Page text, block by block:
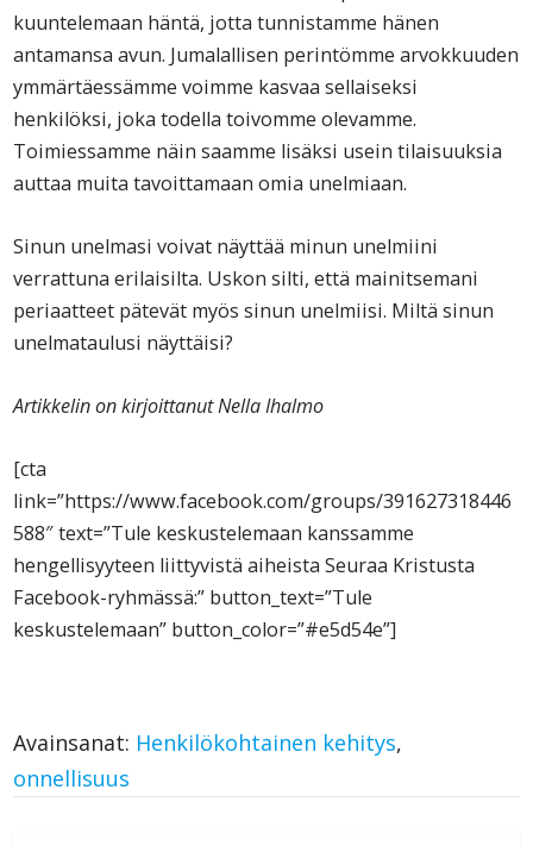
kuuntelemaan häntä, jotta tunnistamme hänen
antamansa avun. Jumalallisen perintömme arvokkuuden
ymmärtäessämme voimme kasvaa sellaiseksi
henkilöksi, joka todella toivomme olevamme.
Toimiessamme näin saamme lisäksi usein tilaisuuksia
auttaa muita tavoittamaan omia unelmiaan.
Sinun unelmasi voivat näyttää minun unelmiini
verrattuna erilaisilta. Uskon silti, että mainitsemani
periaatteet pätevät myös sinun unelmiisi. Miltä sinun
unelmataulusi näyttäisi?
Artikkelin on kirjoittanut Nella Ihalmo
[cta
link=”https://www.facebook.com/groups/391627318446
588″ text=”Tule keskustelemaan kanssamme
hengellisyyteen liittyvistä aiheista Seuraa Kristusta
Facebook-ryhmässä:” button_text=”Tule
keskustelemaan” button_color=”#e5d54e”]
Avainsanat: Henkilökohtainen kehitys,
onnellisuus